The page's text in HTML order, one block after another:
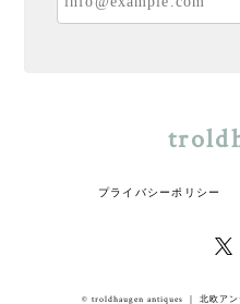
プライバシーポリシー
© troldhaugen antiques ｜ 北欧ア